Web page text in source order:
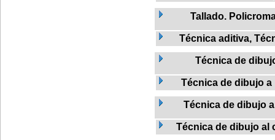
Tallado.
Técnica aditiva,
Técnica de
Técnica de dibujo a
Técnica de dibujo
Técnica de dibujo al